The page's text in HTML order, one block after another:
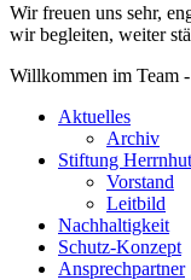
Wir freuen uns sehr,
wir begleiten, weiter
Willkommen im Team
Aktuelles
Archiv
Stiftung
Vorstand
Leitbild
Nachhaltigkeit
Schutz-Konzept
Ansprechpartner